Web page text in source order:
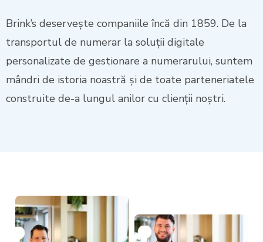
Brink’s deservește companiile încă din 1859. De la
transportul de numerar la soluții digitale
personalizate de gestionare a numerarului, suntem
mândri de istoria noastră și de toate parteneriatele
construite de-a lungul anilor cu clienții noștri.